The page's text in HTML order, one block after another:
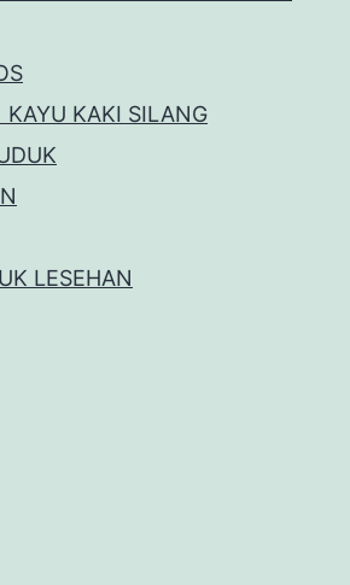
KAKI SILANG
LESEHAN